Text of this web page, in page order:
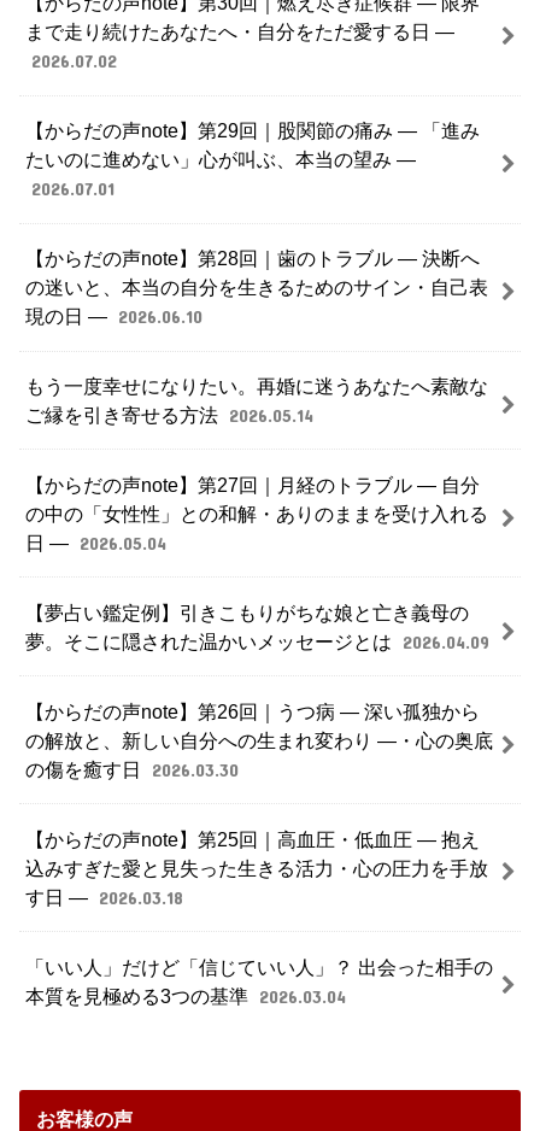
まで走り続けたあなたへ・自分をただ愛する日 ―
2026.07.02
【からだの声note】第29回｜股関節の痛み ― 「進み
たいのに進めない」心が叫ぶ、本当の望み ―
2026.07.01
【からだの声note】第28回｜歯のトラブル ― 決断へ
の迷いと、本当の自分を生きるためのサイン・自己表
現の日 ― 2026.06.10
もう一度幸せになりたい。再婚に迷うあなたへ素敵な
ご縁を引き寄せる方法 2026.05.14
【からだの声note】第27回｜月経のトラブル ― 自分
の中の「女性性」との和解・ありのままを受け入れる
日 ― 2026.05.04
【夢占い鑑定例】引きこもりがちな娘と亡き義母の
夢。そこに隠された温かいメッセージとは
2026.04.09
【からだの声note】第26回｜うつ病 ― 深い孤独から
の解放と、新しい自分への生まれ変わり ―・心の奥底
の傷を癒す日
2026.03.30
【からだの声note】第25回｜高血圧・低血圧 ― 抱え
込みすぎた愛と見失った生きる活力・心の圧力を手放
す日 ― 2026.03.18
「いい人」だけど「信じていい人」？ 出会った相手の
本質を見極める3つの基準 2026.03.04
お客様の声